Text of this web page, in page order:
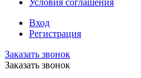
Условия соглашения
Вход
Регистрация
Заказать звонок
Заказать звонок